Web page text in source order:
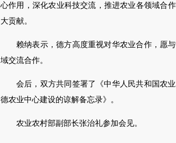
心作用，深化农业科技交流，推进农业各领域合
大贡献。
赖纳表示，德方高度重视对华农业合作，愿
域交流合作。
会后，双方共同签署了《中华人民共和国农
德农业中心建设的谅解备忘录》。
农业农村部副部长张治礼参加会见。